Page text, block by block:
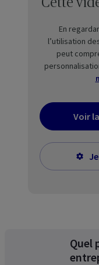
En
l’utilisation
peut
Voir
Quel